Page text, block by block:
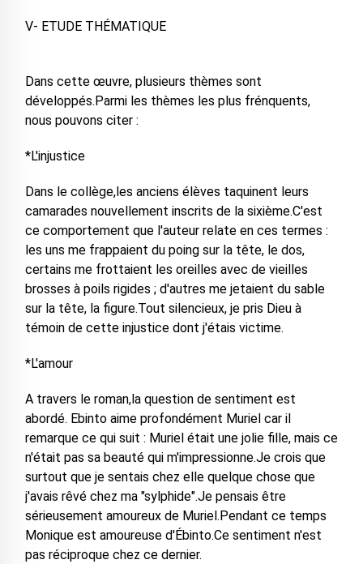
V- ETUDE THÉMATIQUE
Dans cette œuvre, plusieurs thèmes sont
développés.Parmi les thèmes les plus frénquents,
nous pouvons citer :
*L'injustice
Dans le collège,les anciens élèves taquinent leurs
camarades nouvellement inscrits de la sixième.C'est
ce comportement que l'auteur relate en ces termes :
les uns me frappaient du poing sur la tête, le dos,
certains me frottaient les oreilles avec de vieilles
brosses à poils rigides ; d'autres me jetaient du sable
sur la tête, la figure.Tout silencieux, je pris Dieu à
témoin de cette injustice dont j'étais victime.
*L'amour
A travers le roman,la question de sentiment est
abordé. Ebinto aime profondément Muriel car il
remarque ce qui suit : Muriel était une jolie fille, mais ce
n'était pas sa beauté qui m'impressionne.Je crois que
surtout que je sentais chez elle quelque chose que
j'avais rêvé chez ma "sylphide".Je pensais être
sérieusement amoureux de Muriel.Pendant ce temps
Monique est amoureuse d'Ébinto.Ce sentiment n'est
pas réciproque chez ce dernier.